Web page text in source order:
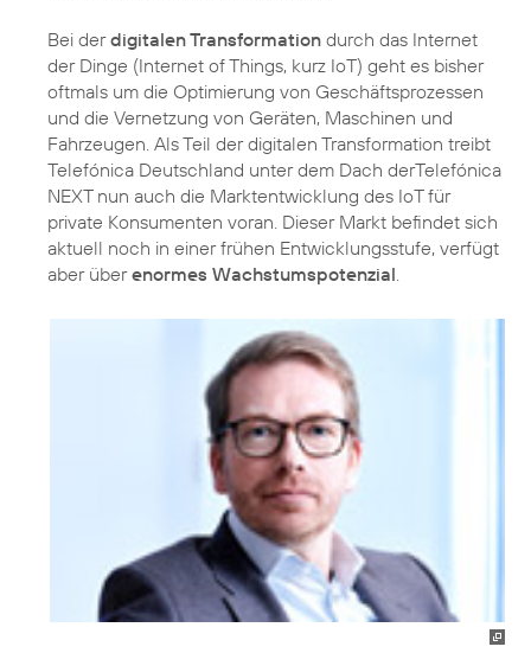
Bei derdigitalen Transformation durch das Internet
der Dinge (Internet of Things, kurz IoT) geht es bisher
oftmals um die Optimierung von Geschäftsprozessen
und die Vernetzung von Geräten, Maschinen und
Fahrzeugen. Als Teil der digitalen Transformation treibt
Telefónica Deutschland unter dem Dach derTelefónica
NEXT nun auch die Marktentwicklung des IoT für
private Konsumenten voran. Dieser Markt befindet sich
aktuell noch in einer frühen Entwicklungsstufe, verfügt
aber überenormes Wachstumspotenzial